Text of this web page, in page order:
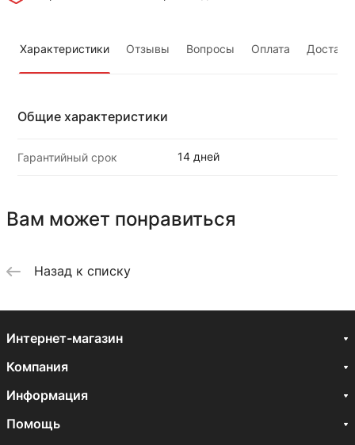
Характеристики Отзывы Вопросы Оплата
Общие характеристики
Гарантийный срок 14 дней
Вам может понравиться
Назад к списку
Интернет-магазин
Компания
Информация
Помощь